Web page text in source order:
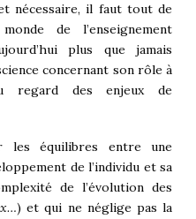
nécessaire, il faut tout de
de l’enseignement
plus que jamais
concernant son rôle à
regard des enjeux de
les équilibres entre une
de l’individu et sa
de l’évolution des
) et qui ne néglige pas la